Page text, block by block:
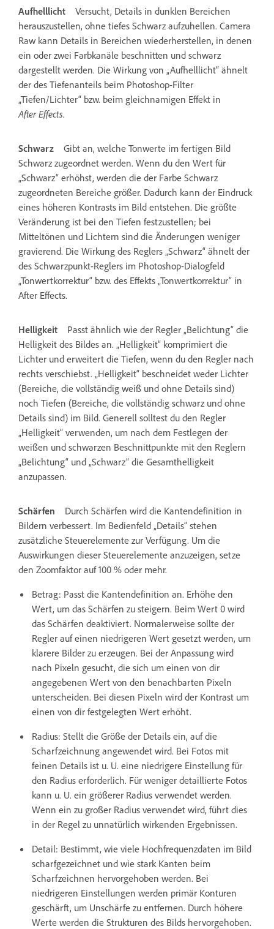
Aufhelllicht
Versucht, Details in dunklen Bereichen
herauszustellen, ohne tiefes Schwarz aufzuhellen. Camera
Raw kann Details in Bereichen wiederherstellen, in denen
ein oder zwei Farbkanäle beschnitten und schwarz
dargestellt werden. Die Wirkung von „Aufhelllicht“ ähnelt
der des Tiefenanteils beim Photoshop-Filter
„Tiefen/Lichter“ bzw. beim gleichnamigen Effekt in
After Effects.
Schwarz
Gibt an, welche Tonwerte im fertigen Bild
Schwarz zugeordnet werden. Wenn du den Wert für
„Schwarz“ erhöhst, werden die der Farbe Schwarz
zugeordneten Bereiche größer. Dadurch kann der Eindruck
eines höheren Kontrasts im Bild entstehen. Die größte
Veränderung ist bei den Tiefen festzustellen; bei
Mitteltönen und Lichtern sind die Änderungen weniger
gravierend. Die Wirkung des Reglers „Schwarz“ ähnelt der
des Schwarzpunkt-Reglers im Photoshop-Dialogfeld
„Tonwertkorrektur“ bzw. des Effekts „Tonwertkorrektur“ in
After Effects.
Helligkeit
Passt ähnlich wie der Regler „Belichtung“ die
Helligkeit des Bildes an. „Helligkeit“ komprimiert die
Lichter und erweitert die Tiefen, wenn du den Regler nach
rechts verschiebst. „Helligkeit“ beschneidet weder Lichter
(Bereiche, die vollständig weiß und ohne Details sind)
noch Tiefen (Bereiche, die vollständig schwarz und ohne
Details sind) im Bild. Generell solltest du den Regler
„Helligkeit“ verwenden, um nach dem Festlegen der
weißen und schwarzen Beschnittpunkte mit den Reglern
„Belichtung“ und „Schwarz“ die Gesamthelligkeit
anzupassen.
Schärfen
Durch Schärfen wird die Kantendefinition in
Bildern verbessert. Im Bedienfeld „Details“ stehen
zusätzliche Steuerelemente zur Verfügung. Um die
Auswirkungen dieser Steuerelemente anzuzeigen, setze
den Zoomfaktor auf 100 % oder mehr.
Betrag: Passt die Kantendefinition an. Erhöhe den
Wert, um das Schärfen zu steigern. Beim Wert 0 wird
das Schärfen deaktiviert. Normalerweise sollte der
Regler auf einen niedrigeren Wert gesetzt werden, um
klarere Bilder zu erzeugen. Bei der Anpassung wird
nach Pixeln gesucht, die sich um einen von dir
angegebenen Wert von den benachbarten Pixeln
unterscheiden. Bei diesen Pixeln wird der Kontrast um
einen von dir festgelegten Wert erhöht.
Radius: Stellt die Größe der Details ein, auf die
Scharfzeichnung angewendet wird. Bei Fotos mit
feinen Details ist u. U. eine niedrigere Einstellung für
den Radius erforderlich. Für weniger detaillierte Fotos
kann u. U. ein größerer Radius verwendet werden.
Wenn ein zu großer Radius verwendet wird, führt dies
in der Regel zu unnatürlich wirkenden Ergebnissen.
Detail: Bestimmt, wie viele Hochfrequenzdaten im Bild
scharfgezeichnet und wie stark Kanten beim
Scharfzeichnen hervorgehoben werden. Bei
niedrigeren Einstellungen werden primär Konturen
geschärft, um Unschärfe zu entfernen. Durch höhere
Werte werden die Strukturen des Bilds hervorgehoben.